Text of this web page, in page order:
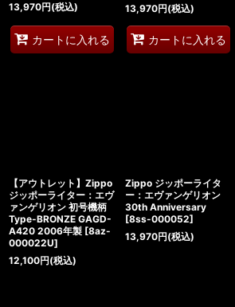
13,970円(税込)
カートに入れる
13,970円(税込)
カートに入れる
【アウトレット】Zippo
ジッポーライター：エヴ
ァンゲリオン 初号機柄
Type-BRONZE GAGD-
A420 2006年製 [8az-
000022U]
12,100円(税込)
Zippo ジッポーライタ
ー：エヴァンゲリオン
30th Anniversary
[8ss-000052]
13,970円(税込)